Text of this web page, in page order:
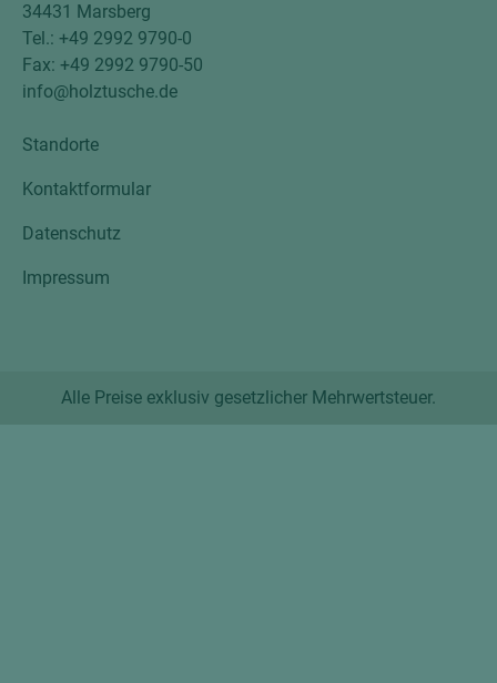
34431 Marsberg
Tel.: +49 2992 9790-0
Fax: +49 2992 9790-50
info@holztusche.de
Standorte
Kontaktformular
Datenschutz
Impressum
Alle Preise exklusiv gesetzlicher Mehrwertsteuer.